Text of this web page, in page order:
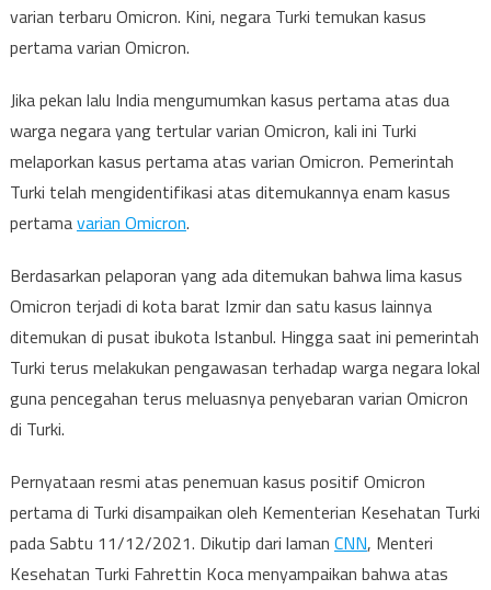
varian terbaru Omicron. Kini, negara Turki temukan kasus
pertama varian Omicron.
Jika pekan lalu India mengumumkan kasus pertama atas dua
warga negara yang tertular varian Omicron, kali ini Turki
melaporkan kasus pertama atas varian Omicron. Pemerintah
Turki telah mengidentifikasi atas ditemukannya enam kasus
pertamavarian Omicron.
Berdasarkan pelaporan yang ada ditemukan bahwa lima kasus
Omicron terjadi di kota barat Izmir dan satu kasus lainnya
ditemukan di pusat ibukota Istanbul. Hingga saat ini pemerintah
Turki terus melakukan pengawasan terhadap warga negara lokal
guna pencegahan terus meluasnya penyebaran varian Omicron
di Turki.
Pernyataan resmi atas penemuan kasus positif Omicron
pertama di Turki disampaikan oleh Kementerian Kesehatan Turki
pada Sabtu 11/12/2021. Dikutip dari laman CNN, Menteri
Kesehatan Turki Fahrettin Koca menyampaikan bahwa atas